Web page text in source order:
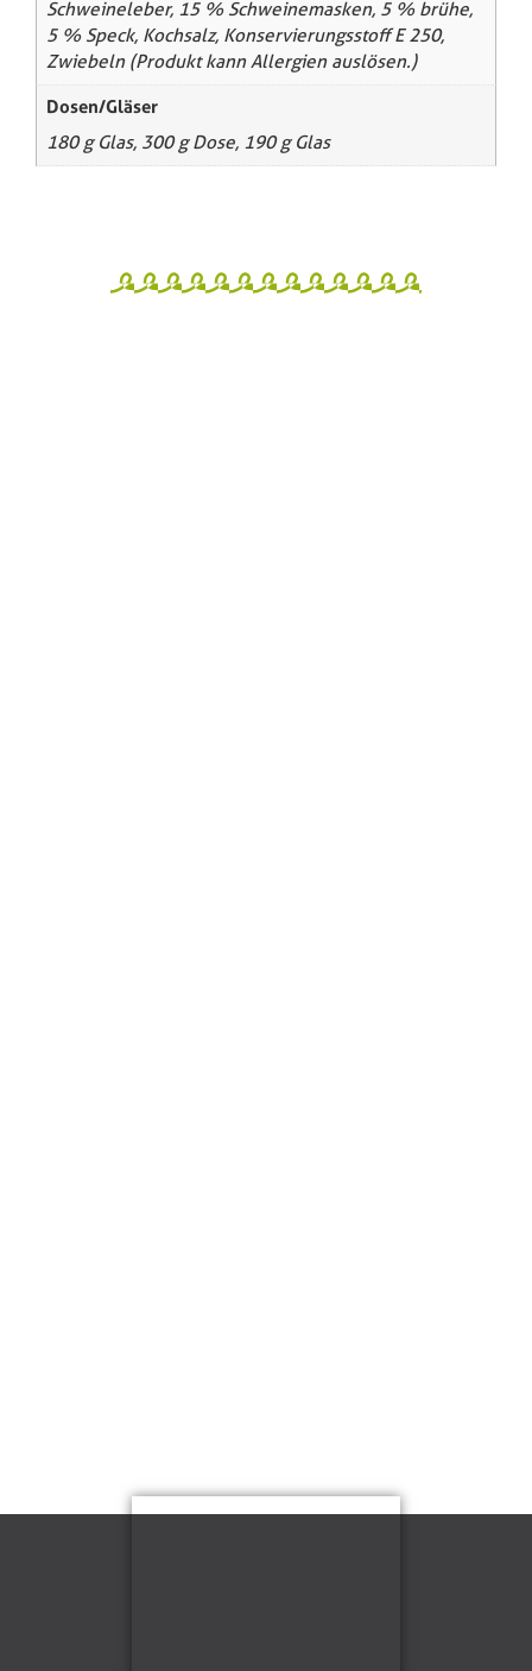
Schweineleber, 15 % Schweinemasken, 5 % brühe,
5 % Speck, Kochsalz, Konservierungsstoff E 250,
Zwiebeln (Produkt kann Allergien auslösen.)
Dosen/Gläser
180 g Glas, 300 g Dose, 190 g Glas